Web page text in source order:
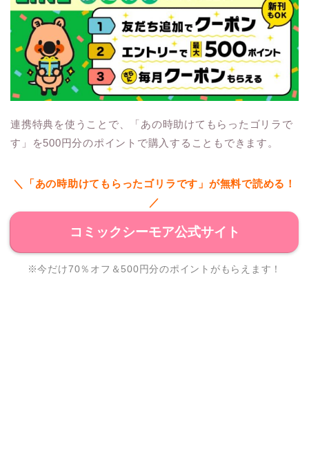
連携特典を使うことで、「あの時助けてもらったゴリラで
す」を500円分のポイントで購入することもできます。
＼「あの時助けてもらったゴリラです」が無料で読める！
／
コミックシーモア公式サイト
※今だけ70％オフ＆500円分のポイントがもらえます！